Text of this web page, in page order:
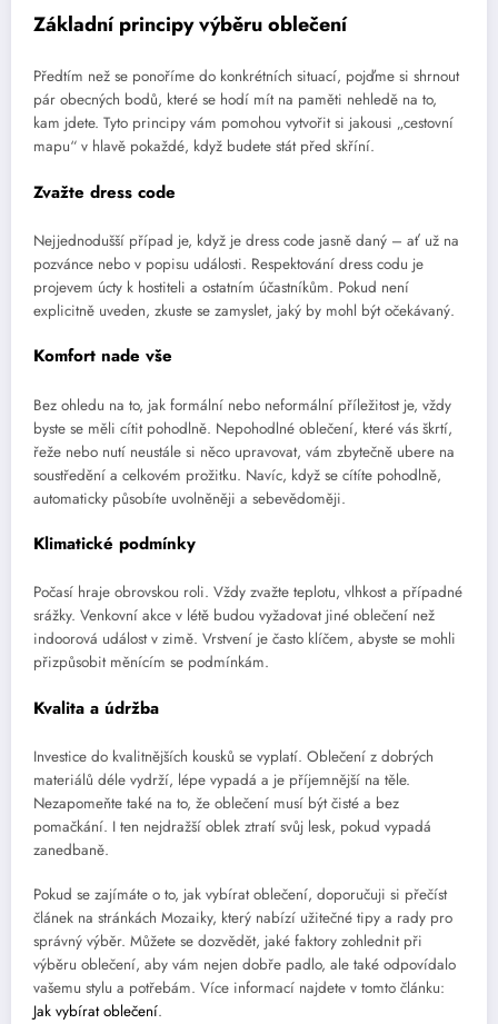
Základní principy výběru oblečení
Předtím než se ponoříme do konkrétních situací, pojďme si shrnout
pár obecných bodů, které se hodí mít na paměti nehledě na to,
kam jdete. Tyto principy vám pomohou vytvořit si jakousi „cestovní
mapu“ v hlavě pokaždé, když budete stát před skříní.
Zvažte dress code
Nejjednodušší případ je, když je dress code jasně daný – ať už na
pozvánce nebo v popisu události. Respektování dress codu je
projevem úcty k hostiteli a ostatním účastníkům. Pokud není
explicitně uveden, zkuste se zamyslet, jaký by mohl být očekávaný.
Komfort nade vše
Bez ohledu na to, jak formální nebo neformální příležitost je, vždy
byste se měli cítit pohodlně. Nepohodlné oblečení, které vás škrtí,
řeže nebo nutí neustále si něco upravovat, vám zbytečně ubere na
soustředění a celkovém prožitku. Navíc, když se cítíte pohodlně,
automaticky působíte uvolněněji a sebevědoměji.
Klimatické podmínky
Počasí hraje obrovskou roli. Vždy zvažte teplotu, vlhkost a případné
srážky. Venkovní akce v létě budou vyžadovat jiné oblečení než
indoorová událost v zimě. Vrstvení je často klíčem, abyste se mohli
přizpůsobit měnícím se podmínkám.
Kvalita a údržba
Investice do kvalitnějších kousků se vyplatí. Oblečení z dobrých
materiálů déle vydrží, lépe vypadá a je příjemnější na těle.
Nezapomeňte také na to, že oblečení musí být čisté a bez
pomačkání. I ten nejdražší oblek ztratí svůj lesk, pokud vypadá
zanedbaně.
Pokud se zajímáte o to, jak vybírat oblečení, doporučuji si přečíst
článek na stránkách Mozaiky, který nabízí užitečné tipy a rady pro
správný výběr. Můžete se dozvědět, jaké faktory zohlednit při
výběru oblečení, aby vám nejen dobře padlo, ale také odpovídalo
vašemu stylu a potřebám. Více informací najdete v tomto článku:
Jak vybírat oblečení.